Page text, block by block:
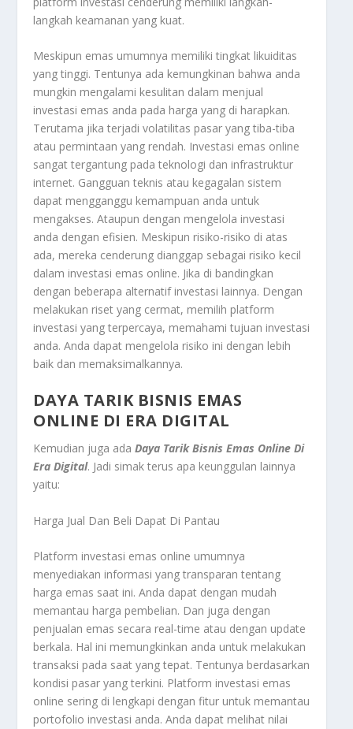
langkah keamanan yang kuat.
Meskipun emas umumnya memiliki tingkat likuiditas
yang tinggi. Tentunya ada kemungkinan bahwa anda
mungkin mengalami kesulitan dalam menjual
investasi emas anda pada harga yang di harapkan.
Terutama jika terjadi volatilitas pasar yang tiba-tiba
atau permintaan yang rendah. Investasi emas online
sangat tergantung pada teknologi dan infrastruktur
internet. Gangguan teknis atau kegagalan sistem
dapat mengganggu kemampuan anda untuk
mengakses. Ataupun dengan mengelola investasi
anda dengan efisien. Meskipun risiko-risiko di atas
ada, mereka cenderung dianggap sebagai risiko kecil
dalam investasi emas online. Jika di bandingkan
dengan beberapa alternatif investasi lainnya. Dengan
melakukan riset yang cermat, memilih platform
investasi yang terpercaya, memahami tujuan investasi
anda. Anda dapat mengelola risiko ini dengan lebih
baik dan memaksimalkannya.
DAYA TARIK BISNIS EMAS
ONLINE DI ERA DIGITAL
Kemudian juga adaDaya Tarik Bisnis Emas Online Di
Era Digital. Jadi simak terus apa keunggulan lainnya
yaitu:
Harga Jual Dan Beli Dapat Di Pantau
Platform investasi emas online umumnya
menyediakan informasi yang transparan tentang
harga emas saat ini. Anda dapat dengan mudah
memantau harga pembelian. Dan juga dengan
penjualan emas secara real-time atau dengan update
berkala. Hal ini memungkinkan anda untuk melakukan
transaksi pada saat yang tepat. Tentunya berdasarkan
kondisi pasar yang terkini. Platform investasi emas
online sering di lengkapi dengan fitur untuk memantau
portofolio investasi anda. Anda dapat melihat nilai